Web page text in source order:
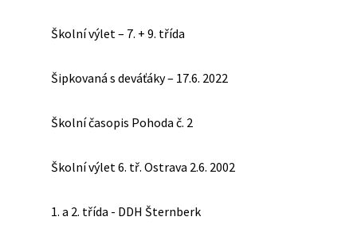
Školní výlet – 7. + 9. třída
Šipkovaná s deváťáky – 17.6. 2022
Školní časopis Pohoda č. 2
Školní výlet 6. tř. Ostrava 2.6. 2002
1. a 2. třída - DDH Šternberk